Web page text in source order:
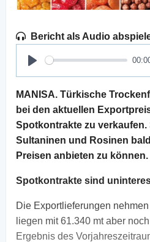
Bericht als Audio
Play
MANISA. Türkische
bei den aktuellen
Spotkontrakte zu verkaufen.
Sultaninen und Rosinen
Preisen anbieten zu können.
Spotkontrakte sind
Die Exportlieferungen
liegen mit 61.340 mt aber
Ergebnis des